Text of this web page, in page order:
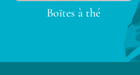
Boïtes à thé